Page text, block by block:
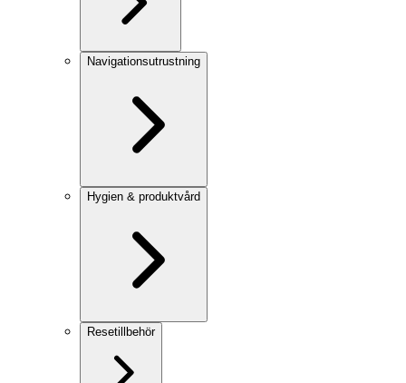
Navigationsutrustning
Hygien & produktvård
Resetillbehör